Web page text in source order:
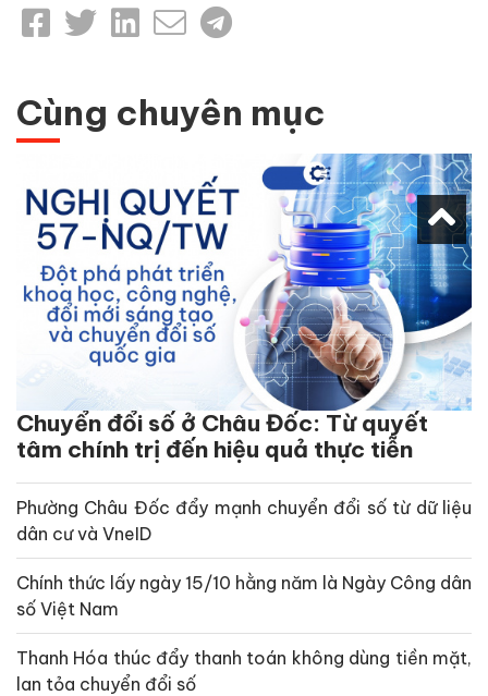
Cùng chuyên mục
Chuyển đổi số ở Châu Đốc: Từ quyết
tâm chính trị đến hiệu quả thực tiễn
Phường Châu Đốc đẩy mạnh chuyển đổi số từ dữ liệu
dân cư và VneID
Chính thức lấy ngày 15/10 hằng năm là Ngày Công dân
số Việt Nam
Thanh Hóa thúc đẩy thanh toán không dùng tiền mặt,
lan tỏa chuyển đổi số